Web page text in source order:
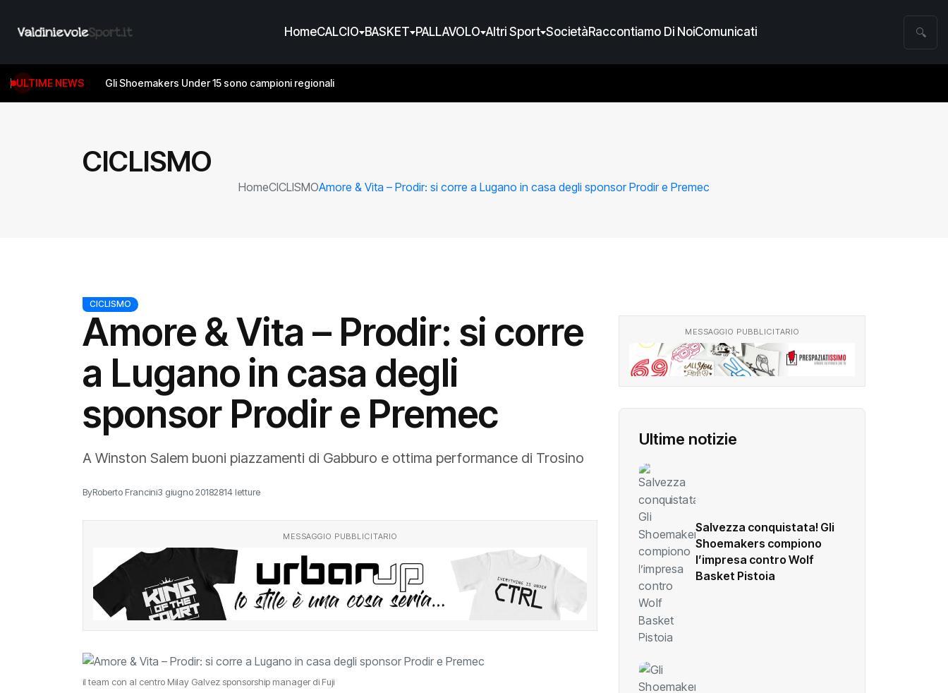
HomeCALCIO BASKET PALLAVOLO Altri Sport SocietàRaccontiamo Di NoiComunicati 🔍
ULTIME NEWS Gli Shoemakers Under 15 sono campioni regionali
CICLISMO
HomeCICLISMOAmore & Vita – Prodir: si corre a Lugano in casa degli sponsor Prodir e Premec
CICLISMO
Amore & Vita – Prodir: si corre
a Lugano in casa degli
sponsor Prodir e Premec
A Winston Salem buoni piazzamenti di Gabburo e ottima performance di Trosino
ByRoberto Francini3 giugno 20182814 letture
MESSAGGIO PUBBLICITARIO
il team con al centro Milay Galvez sponsorship manager di Fuji
MESSAGGIO PUBBLICITARIO
Ultime notizie
Salvezza conquistata! Gli
Shoemakers compiono
l’impresa contro Wolf
Basket Pistoia